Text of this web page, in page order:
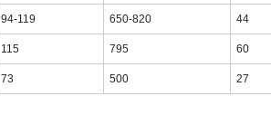
94-119 650-820 44
115 795 60
73 500 27